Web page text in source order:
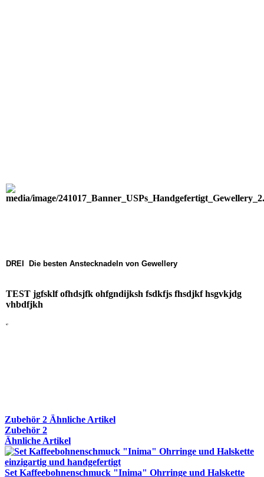
DREI Die besten Anstecknadeln von Gewellery
TEST jgfsklf ofhdsjfk ohfgndijksh fsdkfjs fhsdjkf hsgvkjdg
vhbdfjkh
97
Zubehör 2 Ähnliche Artikel
Zubehör 2
Ähnliche Artikel
Set Kaffeebohnenschmuck "Inima" Ohrringe und Halskette